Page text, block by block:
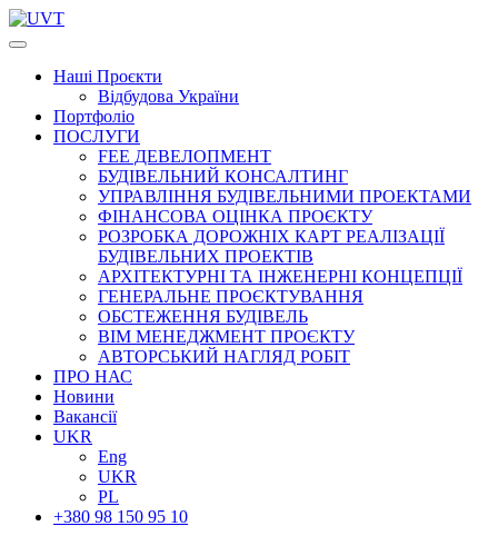
Наші Проєкти
Відбудова України
Портфоліо
ПОСЛУГИ
FEE ДЕВЕЛОПМЕНТ
БУДІВЕЛЬНИЙ КОНСАЛТИНГ
УПРАВЛІННЯ БУДІВЕЛЬНИМИ ПРОЕКТАМИ
ФІНАНСОВА ОЦІНКА ПРОЄКТУ
РОЗРОБКА ДОРОЖНІХ КАРТ РЕАЛІЗАЦІЇ
БУДІВЕЛЬНИХ ПРОЕКТІВ
АРХІТЕКТУРНІ ТА ІНЖЕНЕРНІ КОНЦЕПЦІЇ
ГЕНЕРАЛЬНЕ ПРОЄКТУВАННЯ
ОБСТЕЖЕННЯ БУДІВЕЛЬ
BIM МЕНЕДЖМЕНТ ПРОЄКТУ
АВТОРСЬКИЙ НАГЛЯД РОБІТ
ПРО НАС
Новини
Вакансії
UKR
Eng
UKR
PL
+380 98 150 95 10